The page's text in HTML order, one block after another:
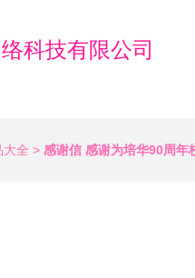
科技有限公司
大全 > 感谢信 感谢为培华90周年